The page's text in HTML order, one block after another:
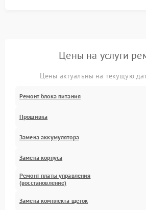
Цены на услуги
Цены актуальны на текущую
Ремонт блока питания
Прошивка
Замена аккумулятора
Замена корпуса
Ремонт платы управления
(восстановление)
Замена комплекта щеток